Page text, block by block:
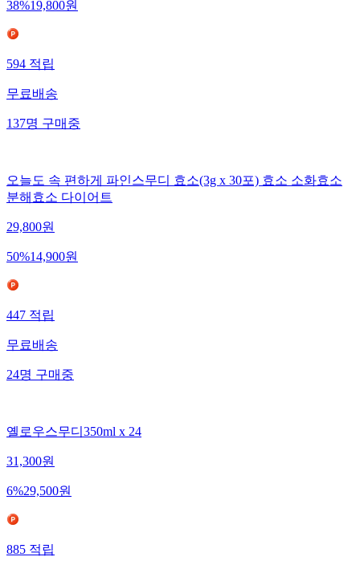
38%19,800원
594적립
무료배송
137명구매중
오늘도 속 편하게 파인스무디 효소(3g x 30포) 효소 소화효소
분해효소 다이어트
29,800원
50%14,900원
447적립
무료배송
24명구매중
옐로우스무디350ml x 24
31,300원
6%29,500원
885적립